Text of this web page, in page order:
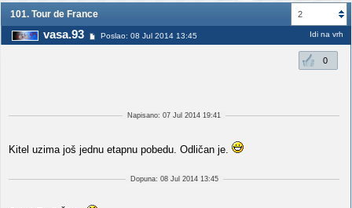
2
101. Tour de France
vasa.93 Poslao: 08 Jul 2014 13:45 Idi na vrh
0
Napisano: 07 Jul 2014 19:41
Kitel uzima još jednu etapnu pobedu. Odličan je.
Dopuna: 08 Jul 2014 13:45